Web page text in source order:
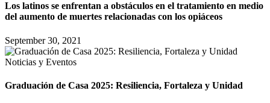
Los latinos se enfrentan a obstáculos en el tratamiento en medio
del aumento de muertes relacionadas con los opiáceos
September 30, 2021
Noticias y Eventos
Graduación de Casa 2025: Resiliencia, Fortaleza y Unidad